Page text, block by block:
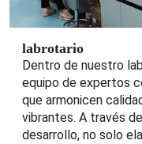
labrotario
Dentro de nuestro
equipo de expertos
que armonicen
vibrantes. A través
desarrollo, no solo